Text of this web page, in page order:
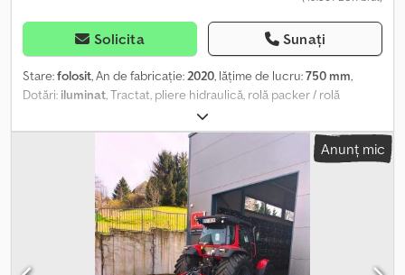
Solicita Sunați
Stare:folosit, An de fabricație:2020, lăţime de lucru:750 mm,
Dotări: iluminat, Tractat, pliere hidraulică, rolă packer / rolă
Campbell, picior de sprijin / roată, rolă, siguranță pentru pierderea
dinților, locație de depozitare: client Dcedpsxbp D Sjfx Amiek
Anunț mic